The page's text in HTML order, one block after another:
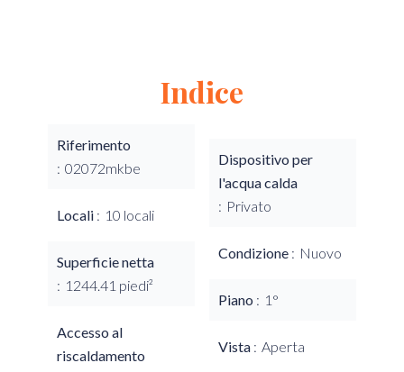
Indice
Riferimento
02072mkbe
Locali 10 locali
Superficie netta
1244.41 piedi²
Accesso al
riscaldamento
Dispositivo per
l'acqua calda
Privato
Condizione Nuovo
Piano 1°
Vista Aperta